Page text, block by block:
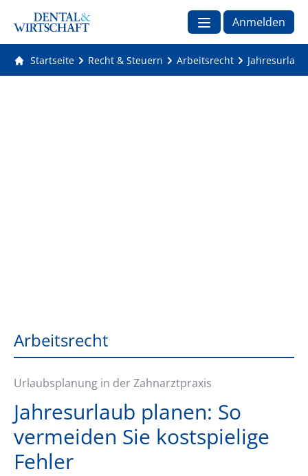
Anmelden
Startseite Recht & Steuern Arbeitsrecht
Arbeitsrecht
Urlaubsplanung in der Zahnarztpraxis
Jahresurlaub planen: So
vermeiden Sie kostspielige
Fehler